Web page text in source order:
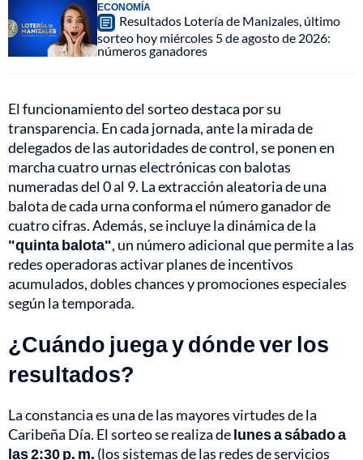
ECONOMÍA
Resultados Lotería de Manizales, último
sorteo hoy miércoles 5 de agosto de 2026:
números ganadores
El funcionamiento del sorteo destaca por su
transparencia. En cada jornada, ante la mirada de
delegados de las autoridades de control, se ponen en
marcha cuatro urnas electrónicas con balotas
numeradas del 0 al 9. La extracción aleatoria de una
balota de cada urna conforma el número ganador de
cuatro cifras. Además, se incluye la dinámica de la
"quinta balota", un número adicional que permite a las
redes operadoras activar planes de incentivos
acumulados, dobles chances y promociones especiales
según la temporada.
¿Cuándo juega y dónde ver los
resultados?
La constancia es una de las mayores virtudes de la
Caribeña Día. El sorteo se realiza delunes a sábado a
las 2:30 p. m. (los sistemas de las redes de servicios